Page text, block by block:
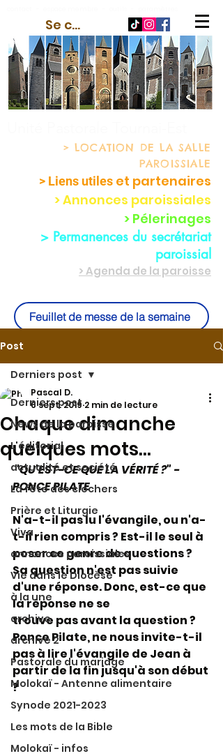
Se connecter
> LOCATION DE LA SALLE
PAROISSIALE
> Liens utiles et partenaires
> Annonces paroissiales
> Pélerinages
> Permanences du secrétariat
paroissial
> Agenda de la paroisse
Feuillet de messe de la semaine
Post
Derniers post
News de la paroisse
L'éditorial
actualité et société
La fête des clochers
Prière et Liturgie
Viva
annonces paroissiales
Vie dans le Diocèse
à la une
archive
archive 2
Pastorale du mariage
Molokaï - Antenne alimentaire
Synode 2021-2023
Les mots de la Bible
Molokaï - infos
Derniers post
Chaque dimanche
quelques mots...
Pascal D.
6 sept. 2019 2 min de lecture
"QU'EST-CE QUE LA VÉRITÉ ?" -
PONCE PILATE
N'a-t-il pas lu l'évangile, ou n'a-
t-il rien compris ? Est-il le seul à
poser ce genre de questions ?
Sa question n'est pas suivie
d'une réponse. Donc, est-ce que
la réponse ne se
trouve pas avant la question ?
Ponce Pilate, ne nous invite-t-il
pas à lire l'évangile de Jean à
partir de la fin jusqu'à son début
?